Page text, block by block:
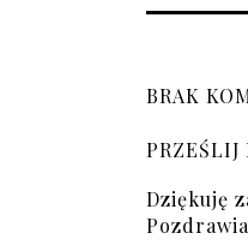
BRAK
PRZEŚLIJ
Dziękuję